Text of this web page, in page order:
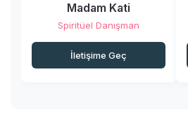
Madam Kati
Spiritüel Danışman
İletişime Geç